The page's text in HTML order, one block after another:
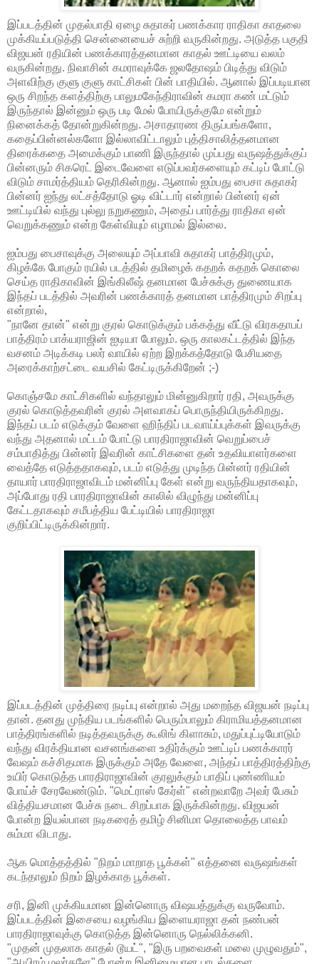
இப்படத்தின் முதல்பாதி ஏழை சுதாகர் பணக்கார ராதிகா காதலை
முக்கியப்படுத்தி சென்னையைச் சுற்றி வருகின்றது. அடுத்த பகுதி
விஜயன் ரதியின் பணக்காரத்தனமான காதல் ஊட்டியை வலம்
வருகின்றது. நிவாசின் கமராவுக்கே ஜலதோஷம் பிடித்து விடும்
அளவிற்கு குளு குளு காட்சிகள் பின் பாதியில். ஆனால் இப்படியான
ஒரு சிறந்த களத்திற்கு பாலுமகேந்திராவின் கமரா கண் மட்டும்
இருந்தால் இன்னும் ஒரு படி மேல் போயிருக்குமே என்றும்
நினைக்கத் தோன்றுகின்றது. அசாதாரண திருப்பங்களோ,
கதைப்பின்னல்களோ இல்லாவிட்டாலும் புத்திசாலித்தனமான
திரைக்கதை அமைக்கும் பாணி இருந்தால் முப்பது வருஷத்துக்குப்
பின்னரும் சிகரெட் இடைவேளை எடுப்பவர்களையும் கட்டிப் போட்டு
விடும் சாமர்த்தியம் தெரிகின்றது. ஆனால் ஐம்பது பைசா சுதாகர்
பின்னர் ஐந்து லட்சத்தோடு ஓடி விட்டார் என்றால் பின்னர் ஏன்
ஊட்டியில் வந்து புல்லு நறுகணும், அதைப் பார்த்து ராதிகா ஏன்
வெறுக்கணும் என்ற கேள்வியும் எழாமல் இல்லை.
ஐம்பது பைசாவுக்கு அலையும் அப்பாவி சுதாகர் பாத்திரமும்,
கிழக்கே போகும் ரயில் படத்தில் தமிழைக் கதறக் கதறக் கொலை
செய்த ராதிகாவின் இங்கிலீஷ் தனமான பேச்சுக்கு துணையாக
இந்தப் படத்தில் அவரின் பணக்காரத் தனமான பாத்திரமும் சிறப்பு
என்றால்,
"நானே தான்" என்று குரல் கொடுக்கும் பக்கத்து வீட்டு விரகதாபப்
பாத்திரம் பாக்யராஜின் ஐடியா போலும். ஒரு காலகட்டத்தில் இந்த
வசனம் அடிக்கடி பலர் வாயில் ஏற்ற இறக்கத்தோடு பேசியதை
அரைக்காற்சட்டை வயசில் கேட்டிருக்கிறேன் ;-)
கொஞ்சமே காட்சிகளில் வந்தாலும் மின்னுகிறார் ரதி, அவருக்கு
குரல் கொடுத்தவரின் குரல் அளவாகப் பொருந்தியிருக்கிறது.
இந்தப் படம் எடுக்கும் வேளை ஹிந்திப் படவாய்ப்புக்கள் இவருக்கு
வந்து அதனால் மட்டம் போட்டு பாரதிராஜாவின் வெறுப்பைச்
சம்பாதித்து பின்னர் இவரின் காட்சிகளை தன் உதவியாளர்களை
வைத்தே எடுத்ததாகவும், படம் எடுத்து முடிந்த பின்னர் ரதியின்
தாயார் பாரதிராஜாவிடம் மன்னிப்பு கேள் என்று வருந்தியதாகவும்,
அப்போது ரதி பாரதிராஜாவின் காலில் விழுந்து மன்னிப்பு
கேட்டதாகவும் சமீபத்திய பேட்டியில் பாரதிராஜா
குறிப்பிட்டிருக்கின்றார்.
இப்படத்தின் முத்திரை நடிப்பு என்றால் அது மறைந்த விஜயன் நடிப்பு
தான். தனது முந்திய படங்களில் பெரும்பாலும் கிராமியத்தனமான
பாத்திரங்களில் நடித்தவருக்கு கூலிங் கிளாசும், மதுப்புட்டியோடும்
வந்து விரக்தியான வசனங்களை உதிர்க்கும் ஊட்டிப் பணக்காரர்
வேஷம் கச்சிதமாக இருக்கும் அதே வேளை, அந்தப் பாத்திரத்திற்கு
உயிர் கொடுத்த பாரதிராஜாவின் குரலுக்கும் பாதிப் புண்ணியம்
போய்ச் சேரவேண்டும். "மெட்ராஸ் கேர்ள்" என்றவாறே அவர் பேசும்
வித்தியசமான பேச்சு நடை சிறப்பாக இருக்கின்றது. விஜயன்
போன்ற இயல்பான நடிகரைத் தமிழ் சினிமா தொலைத்த பாவம்
சும்மா விடாது.
ஆக மொத்தத்தில் "நிறம் மாறாத பூக்கள்" எத்தனை வருஷங்கள்
கடந்தாலும் நிறம் இழக்காத பூக்கள்.
சரி, இனி முக்கியமான இன்னொரு விஷயத்துக்கு வருவோம்.
இப்படத்தின் இசையை வழங்கிய இளையராஜா தன் நண்பன்
பாரதிராஜாவுக்கு கொடுத்த இன்னொரு நெல்லிக்கனி.
"முதன் முதலாக காதல் டூயட்", "இரு பறவைகள் மலை முழுவதும்",